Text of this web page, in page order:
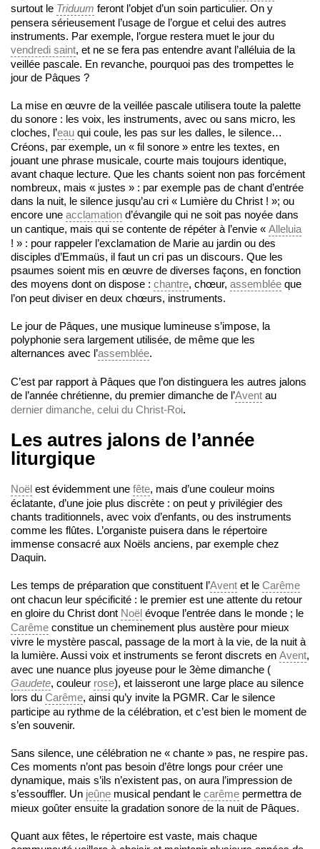
surtout le Triduum feront l’objet d’un soin particulier. On y
pensera sérieusement l’usage de l’orgue et celui des autres
instruments. Par exemple, l’orgue restera muet le jour du
vendredi saint, et ne se fera pas entendre avant l’alléluia de la
veillée pascale. En revanche, pourquoi pas des trompettes le
jour de Pâques ?
La mise en œuvre de la veillée pascale utilisera toute la palette
du sonore : les voix, les instruments, avec ou sans micro, les
cloches, l’eau qui coule, les pas sur les dalles, le silence…
Créons, par exemple, un « fil sonore » entre les textes, en
jouant une phrase musicale, courte mais toujours identique,
avant chaque lecture. Que les chants soient non pas forcément
nombreux, mais « justes » : par exemple pas de chant d’entrée
dans la nuit, le silence jusqu’au cri « Lumière du Christ ! »; ou
encore une acclamation d’évangile qui ne soit pas noyée dans
un cantique, mais qui se contente de répéter à l’envie « Alleluia
! » : pour rappeler l’exclamation de Marie au jardin ou des
disciples d’Emmaüs, il faut un cri pas un discours. Que les
psaumes soient mis en œuvre de diverses façons, en fonction
des moyens dont on dispose : chantre, chœur, assemblée que
l’on peut diviser en deux chœurs, instruments.
Le jour de Pâques, une musique lumineuse s’impose, la
polyphonie sera largement utilisée, de même que les
alternances avec l’assemblée.
C’est par rapport à Pâques que l’on distinguera les autres jalons
de l’année chrétienne, du premier dimanche de l’Avent au
dernier dimanche, celui du Christ-Roi.
Les autres jalons de l’année
liturgique
Noël est évidemment une fête, mais d’une couleur moins
éclatante, d’une joie plus discrète : on peut y privilégier des
chants traditionnels, avec voix d’enfants, ou des instruments
comme les flûtes. L’organiste puisera dans le répertoire
immense consacré aux Noëls anciens, par exemple chez
Daquin.
Les temps de préparation que constituent l’Avent et le Carême
ont chacun leur spécificité : le premier est une attente du retour
en gloire du Christ dont Noël évoque l’entrée dans le monde ; le
Carême constitue un cheminement plus austère pour mieux
vivre le mystère pascal, passage de la mort à la vie, de la nuit à
la lumière. Aussi voix et instruments se feront discrets en Avent,
avec une nuance plus joyeuse pour le 3ème dimanche (
Gaudete, couleur rose), et laisseront une large place au silence
lors du Carême, ainsi qu’y invite la PGMR. Car le silence
participe au rythme de la célébration, et c’est bien le moment de
s’en souvenir.
Sans silence, une célébration ne « chante » pas, ne respire pas.
Ces moments n’ont pas besoin d’être longs pour créer une
dynamique, mais s’ils n’existent pas, on aura l’impression de
s’essouffler. Un jeûne musical pendant le carême permettra de
mieux goûter ensuite la gradation sonore de la nuit de Pâques.
Quant aux fêtes, le répertoire est vaste, mais chaque